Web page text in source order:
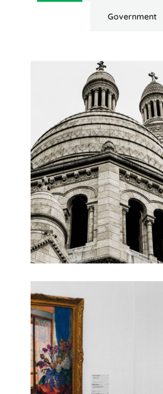
Government